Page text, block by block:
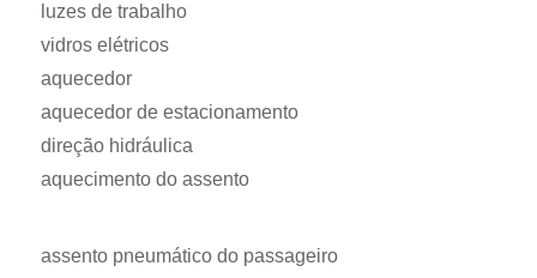
luzes de trabalho
vidros elétricos
aquecedor
aquecedor de estacionamento
direção hidráulica
aquecimento do assento
assento pneumático do passageiro